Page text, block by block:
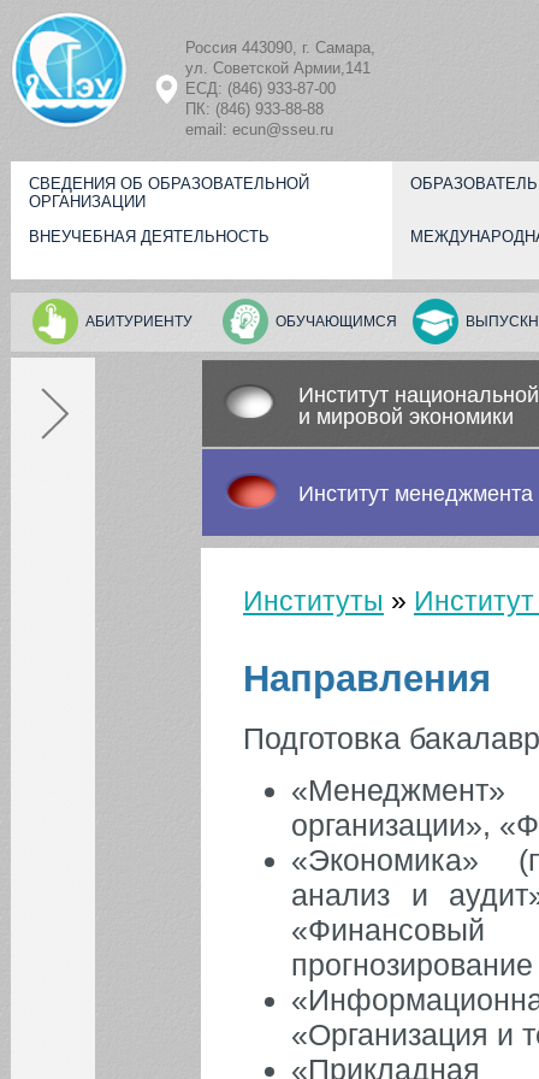
Перейти к основному содержанию
Россия 443090, г. Самара,
ул. Советской Армии,141
ЕСД: (846) 933-87-00
ПК: (846) 933-88-88
email: ecun@sseu.ru
СВЕДЕНИЯ ОБ ОБРАЗОВАТЕЛЬНОЙ
ОРГАНИЗАЦИИ
ВНЕУЧЕБНАЯ ДЕЯТЕЛЬНОСТЬ
ОБУЧАЮЩИМСЯ
АБИТУРИЕНТУ
Направления
трудоустройство
Мероприятия
и ответы
КАЛЕНДАРЬ СОБЫТИЙ СГЭУ
Институт национальной
и мировой экономики
Институт менеджмента
Вы здесь
Институты »
Направления
Подготовка
организации»,
«Экономика»
анализ и
«Финансовый
«Организация и